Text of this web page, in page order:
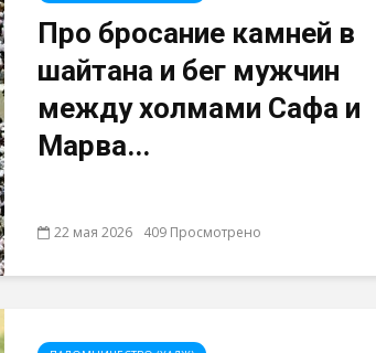
Про бросание камней в
шайтана и бег мужчин
между холмами Сафа и
Марва...
22 мая 2026 409 Просмотрено